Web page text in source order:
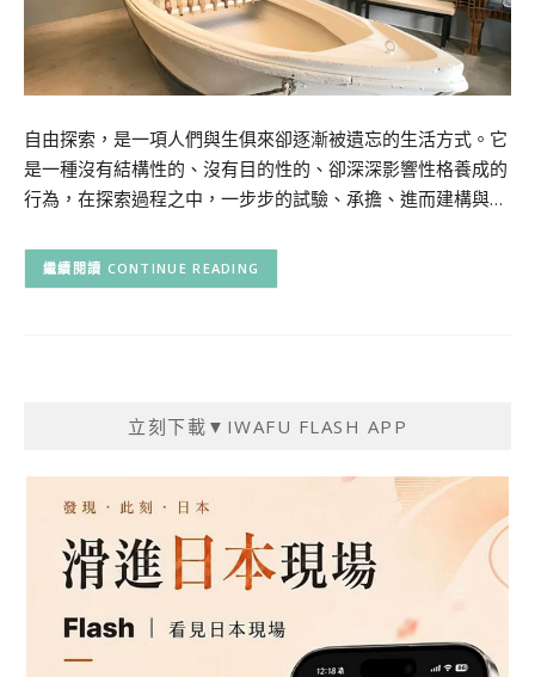
自由探索，是一項人們與生俱來卻逐漸被遺忘的生活方式。它
是一種沒有結構性的、沒有目的性的、卻深深影響性格養成的
行為，在探索過程之中，一步步的試驗、承擔、進而建構與…
CONTINUE READING
立刻下載▼IWAFU FLASH APP